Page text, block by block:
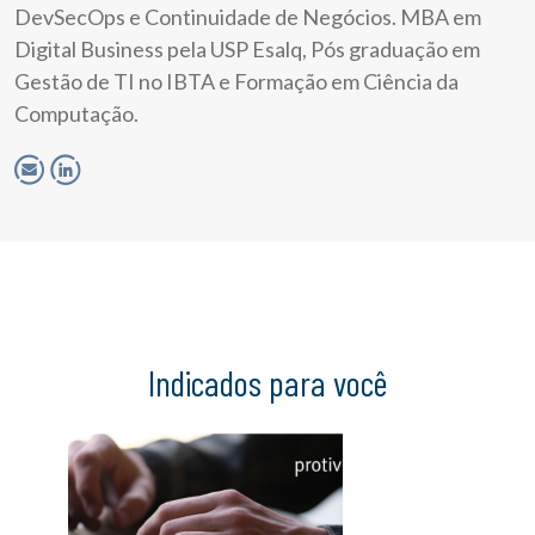
DevSecOps e Continuidade de Negócios. MBA em
Digital Business pela USP Esalq, Pós graduação em
Gestão de TI no IBTA e Formação em Ciência da
Computação.
Indicados para você